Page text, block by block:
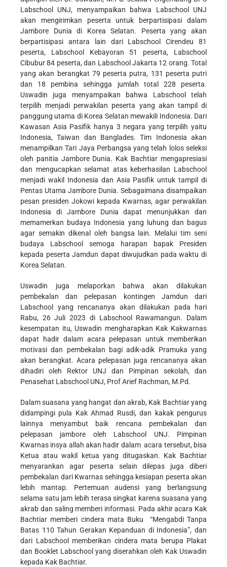
Labschool UNJ, menyampaikan bahwa Labschool UNJ
akan mengirimkan peserta untuk berpartisipasi dalam
Jambore Dunia di Korea Selatan. Peserta yang akan
berpartisipasi antara lain dari Labschool Cirendeu 81
peserta, Labschool Kebayoran 51 peserta, Labschool
Cibubur 84 peserta, dan Labschool Jakarta 12 orang. Total
yang akan berangkat 79 peserta putra, 131 peserta putri
dan 18 pembina sehingga jumlah total 228 peserta.
Uswadin juga menyampaikan bahwa Labschool telah
terpilih menjadi perwakilan peserta yang akan tampil di
panggung utama di Korea Selatan mewakili Indonesia. Dari
Kawasan Asia Pasifik hanya 3 negara yang terpilih yaitu
Indonesia, Taiwan dan Banglades. Tim Indonesia akan
menampilkan Tari Jaya Perbangsa yang telah lolos seleksi
oleh panitia Jambore Dunia. Kak Bachtiar mengapresiasi
dan mengucapkan selamat atas keberhasilan Labschool
menjadi wakil Indonesia dan Asia Pasifik untuk tampil di
Pentas Utama Jambore Dunia. Sebagaimana disampaikan
pesan presiden Jokowi kepada Kwarnas, agar perwakilan
Indonesia di Jambore Dunia dapat menunjukkan dan
memamerkan budaya Indonesia yang luhung dan bagus
agar semakin dikenal oleh bangsa lain. Melalui tim seni
budaya Labschool semoga harapan bapak Presiden
kepada peserta Jamdun dapat diwujudkan pada waktu di
Korea Selatan.
Uswadin juga melaporkan bahwa akan dilakukan
pembekalan dan pelepasan kontingen Jamdun dari
Labschool yang rencananya akan dilakukan pada hari
Rabu, 26 Juli 2023 di Labschool Rawamangun. Dalam
kesempatan itu, Uswadin mengharapkan Kak Kakwarnas
dapat hadir dalam acara pelepasan untuk memberikan
motivasi dan pembekalan bagi adik-adik Pramuka yang
akan berangkat. Acara pelepasan juga rencananya akan
dihadiri oleh Rektor UNJ dan Pimpinan sekolah, dan
Penasehat Labschool UNJ, Prof Arief Rachman, M.Pd.
Dalam suasana yang hangat dan akrab, Kak Bachtiar yang
didampingi pula Kak Ahmad Rusdi, dan kakak pengurus
lainnya menyambut baik rencana pembekalan dan
pelepasan jambore oleh Labschool UNJ. Pimpinan
Kwarnas insya allah akan hadir dalam acara tersebut, bisa
Ketua atau wakil ketua yang ditugaskan. Kak Bachtiar
menyarankan agar peserta selain dilepas juga diberi
pembekalan dari Kwarnas sehingga kesiapan peserta akan
lebih mantap. Pertemuan audensi yang berlangsung
selama satu jam lebih terasa singkat karena suasana yang
akrab dan saling memberi informasi. Pada akhir acara Kak
Bachtiar memberi cindera mata Buku “Mengabdi Tanpa
Batas 110 Tahun Gerakan Kepanduan di Indonesia”, dan
dari Labschool memberikan cindera mata berupa Plakat
dan Booklet Labschool yang diserahkan oleh Kak Uswadin
kepada Kak Bachtiar.